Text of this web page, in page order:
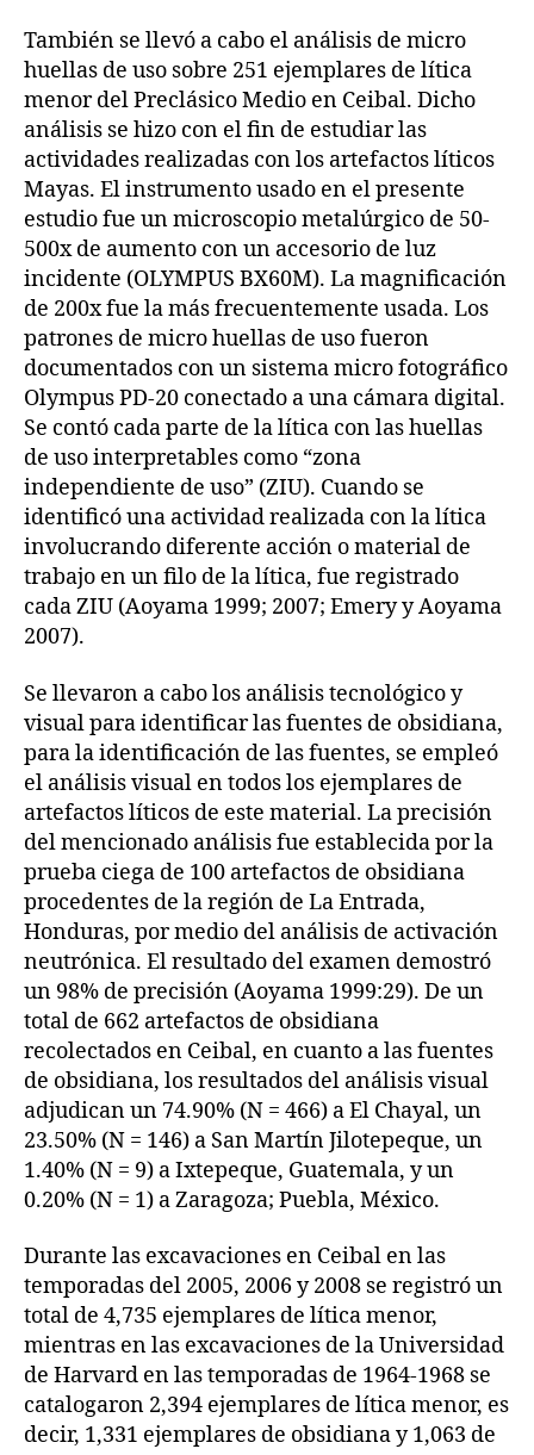
También se llevó a cabo el análisis de micro
huellas de uso sobre 251 ejemplares de lítica
menor del Preclásico Medio en Ceibal. Dicho
análisis se hizo con el fin de estudiar las
actividades realizadas con los artefactos líticos
Mayas. El instrumento usado en el presente
estudio fue un microscopio metalúrgico de 50-
500x de aumento con un accesorio de luz
incidente (OLYMPUS BX60M). La magnificación
de 200x fue la más frecuentemente usada. Los
patrones de micro huellas de uso fueron
documentados con un sistema micro fotográfico
Olympus PD-20 conectado a una cámara digital.
Se contó cada parte de la lítica con las huellas
de uso interpretables como “zona
independiente de uso” (ZIU). Cuando se
identificó una actividad realizada con la lítica
involucrando diferente acción o material de
trabajo en un filo de la lítica, fue registrado
cada ZIU (Aoyama 1999; 2007; Emery y Aoyama
2007).
Se llevaron a cabo los análisis tecnológico y
visual para identificar las fuentes de obsidiana,
para la identificación de las fuentes, se empleó
el análisis visual en todos los ejemplares de
artefactos líticos de este material. La precisión
del mencionado análisis fue establecida por la
prueba ciega de 100 artefactos de obsidiana
procedentes de la región de La Entrada,
Honduras, por medio del análisis de activación
neutrónica. El resultado del examen demostró
un 98% de precisión (Aoyama 1999:29). De un
total de 662 artefactos de obsidiana
recolectados en Ceibal, en cuanto a las fuentes
de obsidiana, los resultados del análisis visual
adjudican un 74.90% (N = 466) a El Chayal, un
23.50% (N = 146) a San Martín Jilotepeque, un
1.40% (N = 9) a Ixtepeque, Guatemala, y un
0.20% (N = 1) a Zaragoza; Puebla, México.
Durante las excavaciones en Ceibal en las
temporadas del 2005, 2006 y 2008 se registró un
total de 4,735 ejemplares de lítica menor,
mientras en las excavaciones de la Universidad
de Harvard en las temporadas de 1964-1968 se
catalogaron 2,394 ejemplares de lítica menor, es
decir, 1,331 ejemplares de obsidiana y 1,063 de